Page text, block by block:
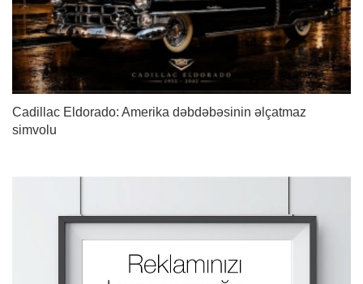
Cadillac Eldorado: Amerika dəbdəbəsinin əlçatmaz
simvolu